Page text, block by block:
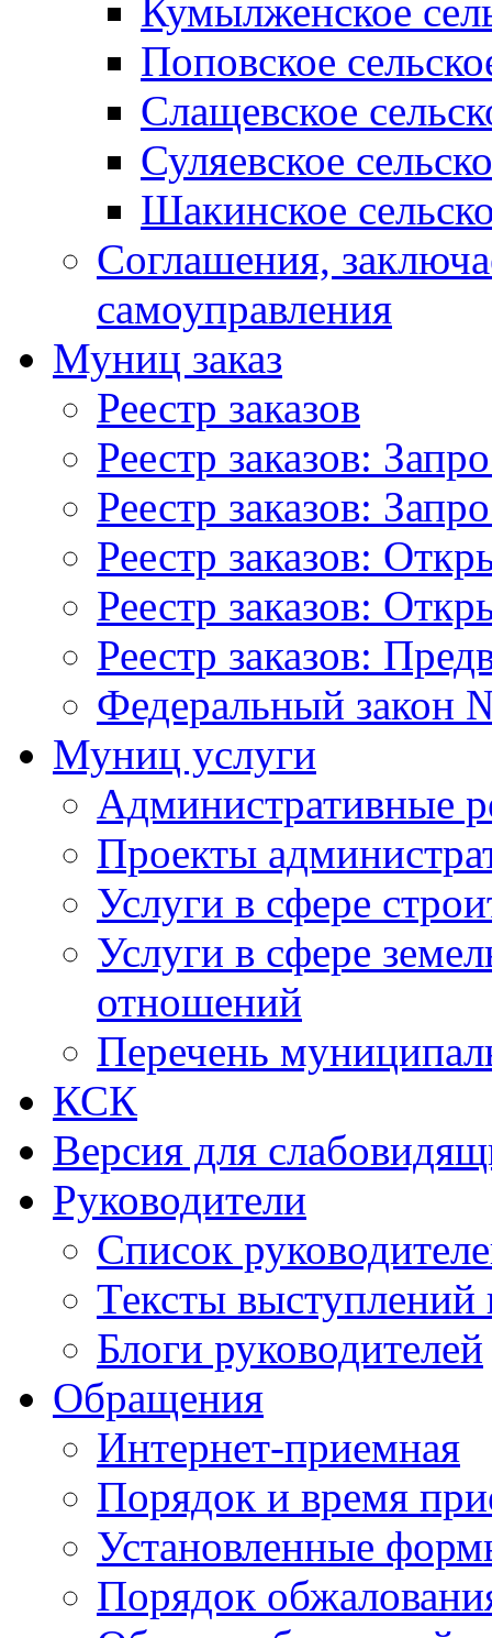
Кумылженское
Поповское
Слащевское
Суляевское
Шакинское
Соглашения,
самоуправления
Муниц заказ
Реестр заказов
Реестр заказов:
Реестр заказов:
Реестр заказов:
Реестр заказов:
Реестр заказов:
Федеральный закон
Муниц услуги
Административные
Проекты
Услуги в сфере
Услуги в сфере
отношений
Перечень
КСК
Версия для
Руководители
Список
Тексты выступлений
Блоги руководителей
Обращения
Интернет-приемная
Порядок и время
Установленные
Порядок